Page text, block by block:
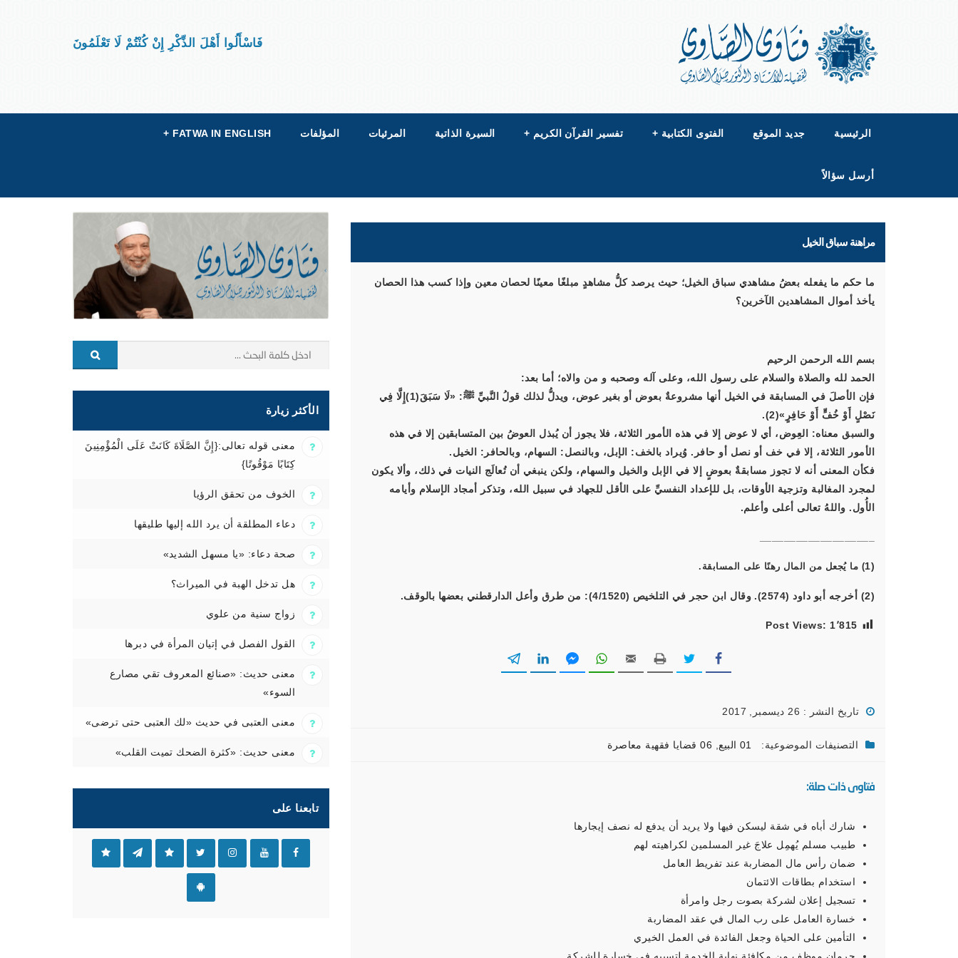
فَاسْأَلُوا أَهْلَ الذِّكْرِ إِنْ كُنْتُمْ لَا تَعْلَمُونَ
الرئيسية جديد الموقع الفتوى الكتابية + تفسير القرآن الكريم + السيرة الذاتية المرئيات المؤلفات FATWA IN ENGLISH
+
أرسل سؤالاً
مراهنة سباق الخيل
ما حكم ما يفعله بعضُ مشاهدي سباق الخيل؛ حيث يرصد كلُّ مشاهدٍ مبلغًا معينًا لحصان معين وإذا كسب هذا الحصان
يأخذ أموال المشاهدين الآخرين؟
بسم الله الرحمن الرحيم
الحمد لله والصلاة والسلام على رسول الله، وعلى آله وصحبه و من والاه؛ أما بعد:
فإن الأصلَ في المسابقة في الخيل أنها مشروعةٌ بعوض أو بغير عوض، ويدلُّ لذلك قولُ النَّبيِّ ﷺ:
«لَا سَبَقَ(1)إِلَّا فِي
نَصْلٍ أَوْ خُفٍّ أَوْ حَافِرٍ»(2).
والسبق معناه: العِوض، أي لا عوض إلا في هذه الأمور الثلاثة، فلا يجوز أن يُبذل العوضُ بين المتسابقين إلا في هذه
الأمور الثلاثة، إلا في خف أو نصل أو حافر. وُيراد بالخف: الإبل، وبالنصل: السهام، وبالحافر: الخيل.
فكأن المعنى أنه لا تجوز مسابقةٌ بعوضٍ إلا في الإبل والخيل والسهام، ولكن ينبغي أن تُعالَج النيات في ذلك، وألا يكون
لمجرد المغالبة وتزجية الأوقات، بل للإعداد النفسيِّ على الأقل للجهاد في سبيل الله، وتذكر أمجاد الإسلام وأيامه
الأُول. واللهُ تعالى أعلى وأعلم.
(1 ) ما يُجعل من المال رهنًا على المسابقة.
(2) أخرجه أبو داود (2574). وقال ابن حجر في التلخيص (4/1520): من طرق وأعل الدارقطني بعضها بالوقف.
Post Views: 1٬815
تاريخ النشر : 26 ديسمبر, 2017
التصنيفات الموضوعية: 01 البيع 06 قضايا فقهية معاصرة
فتاوى ذات صلة:
شارك أباه في شقة ليسكن فيها ولا يريد أن يدفع له نصف إيجارها
طبيب مسلم يُهمِل علاجَ غير المسلمين لكراهيته لهم
ضمان رأس مال المضاربة عند تفريط العامل
استخدام بطاقات الائتمان
تسجيل إعلان لشركة بصوت رجل وامرأة
خسارة العامل على رب المال في عقد المضاربة
التأمين على الحياة وجعل الفائدة في العمل الخيري
الأكثر زيارة
معنى قوله تعالى:{إِنَّ الصَّلَاةَ كَانَتْ عَلَى الْمُؤْمِنِينَ
كِتَابًا مَوْقُوتًا}
الخوف من تحقق الرؤيا
دعاء المطلقة أن يرد الله إليها طليقها
صحة دعاء: «يا مسهل الشديد»
هل تدخل الهبة في الميراث؟
زواج سنية من علوي
القول الفصل في إتيان المرأة في دبرها
معنى حديث: «صنائع المعروف تقي مصارع
السوء»
معنى العتبى في حديث «لك العتبى حتى ترضى»
معنى حديث: «كثرة الضحك تميت القلب»
تابعنا على